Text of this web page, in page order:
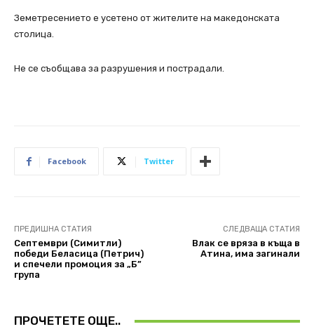
Земетресението е усетено от жителите на македонската
столица.
Не се съобщава за разрушения и пострадали.
Facebook Twitter
ПРЕДИШНА СТАТИЯ
Септември (Симитли)
победи Беласица (Петрич)
и спечели промоция за „Б”
група
СЛЕДВАЩА СТАТИЯ
Влак се вряза в къща в
Атина, има загинали
ПРОЧЕТЕТЕ ОЩЕ..